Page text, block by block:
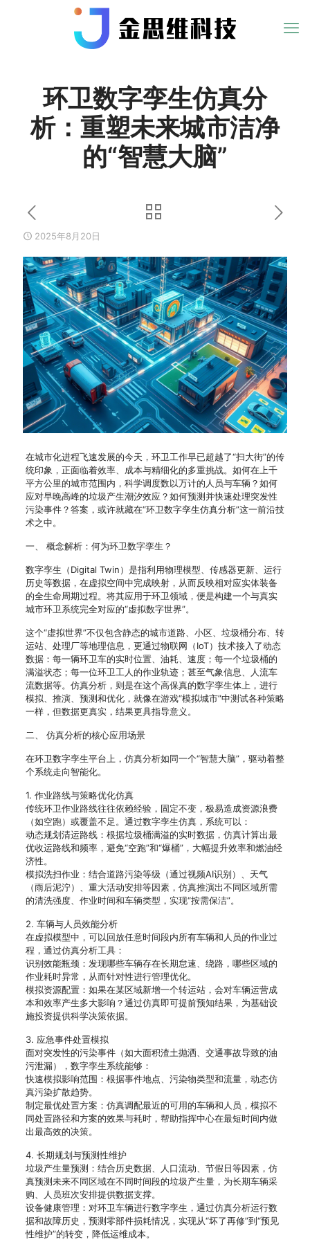
环卫数字孪生仿真分
析：重塑未来城市洁净
的“智慧大脑”
2025年8月20日
在城市化进程飞速发展的今天，环卫工作早已超越了“扫大街”的传
统印象，正面临着效率、成本与精细化的多重挑战。如何在上千
平方公里的城市范围内，科学调度数以万计的人员与车辆？如何
应对早晚高峰的垃圾产生潮汐效应？如何预测并快速处理突发性
污染事件？答案，或许就藏在“环卫数字孪生仿真分析”这一前沿技
术之中。
一、 概念解析：何为环卫数字孪生？
数字孪生（Digital Twin）是指利用物理模型、传感器更新、运行
历史等数据，在虚拟空间中完成映射，从而反映相对应实体装备
的全生命周期过程。将其应用于环卫领域，便是构建一个与真实
城市环卫系统完全对应的“虚拟数字世界”。
这个“虚拟世界”不仅包含静态的城市道路、小区、垃圾桶分布、转
运站、处理厂等地理信息，更通过物联网（IoT）技术接入了动态
数据：每一辆环卫车的实时位置、油耗、速度；每一个垃圾桶的
满溢状态；每一位环卫工人的作业轨迹；甚至气象信息、人流车
流数据等。仿真分析，则是在这个高保真的数字孪生体上，进行
模拟、推演、预测和优化，就像在游戏“模拟城市”中测试各种策略
一样，但数据更真实，结果更具指导意义。
二、 仿真分析的核心应用场景
在环卫数字孪生平台上，仿真分析如同一个“智慧大脑”，驱动着整
个系统走向智能化。
1. 作业路线与策略优化仿真
传统环卫作业路线往往依赖经验，固定不变，极易造成资源浪费
（如空跑）或覆盖不足。通过数字孪生仿真，系统可以：
动态规划清运路线：根据垃圾桶满溢的实时数据，仿真计算出最
优收运路线和频率，避免“空跑”和“爆桶”，大幅提升效率和燃油经
济性。
模拟洗扫作业：结合道路污染等级（通过视频AI识别）、天气
（雨后泥泞）、重大活动安排等因素，仿真推演出不同区域所需
的清洗强度、作业时间和车辆类型，实现“按需保洁”。
2. 车辆与人员效能分析
在虚拟模型中，可以回放任意时间段内所有车辆和人员的作业过
程，通过仿真分析工具：
识别效能瓶颈：发现哪些车辆存在长期怠速、绕路，哪些区域的
作业耗时异常，从而针对性进行管理优化。
模拟资源配置：如果在某区域新增一个转运站，会对车辆运营成
本和效率产生多大影响？通过仿真即可提前预知结果，为基础设
施投资提供科学决策依据。
3. 应急事件处置模拟
面对突发性的污染事件（如大面积渣土抛洒、交通事故导致的油
污泄漏），数字孪生系统能够：
快速模拟影响范围：根据事件地点、污染物类型和流量，动态仿
真污染扩散趋势。
制定最优处置方案：仿真调配最近的可用的车辆和人员，模拟不
同处置路径和方案的效果与耗时，帮助指挥中心在最短时间内做
出最高效的决策。
4. 长期规划与预测性维护
垃圾产生量预测：结合历史数据、人口流动、节假日等因素，仿
真预测未来不同区域在不同时间段的垃圾产生量，为长期车辆采
购、人员班次安排提供数据支撑。
设备健康管理：对环卫车辆进行数字孪生，通过仿真分析运行数
据和故障历史，预测零部件损耗情况，实现从“坏了再修”到“预见
性维护”的转变，降低运维成本。